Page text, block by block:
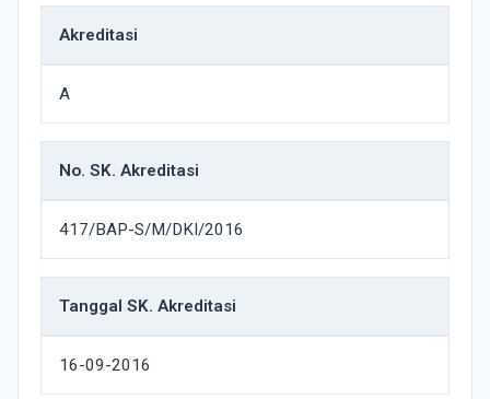
Akreditasi
A
No. SK. Akreditasi
417/BAP-S/M/DKI/2016
Tanggal SK. Akreditasi
16-09-2016